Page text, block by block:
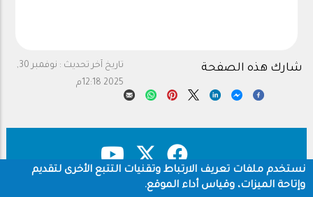
تاريخ آخر تحديث :
نوفمبر 30,
2025 12:18م
شارك هذه الصفحة
نستخدم ملفات تعريف الارتباط وتقنيات التتبع الأخرى لتقديم
وإتاحة الميزات، وقياس أداء الموقع.